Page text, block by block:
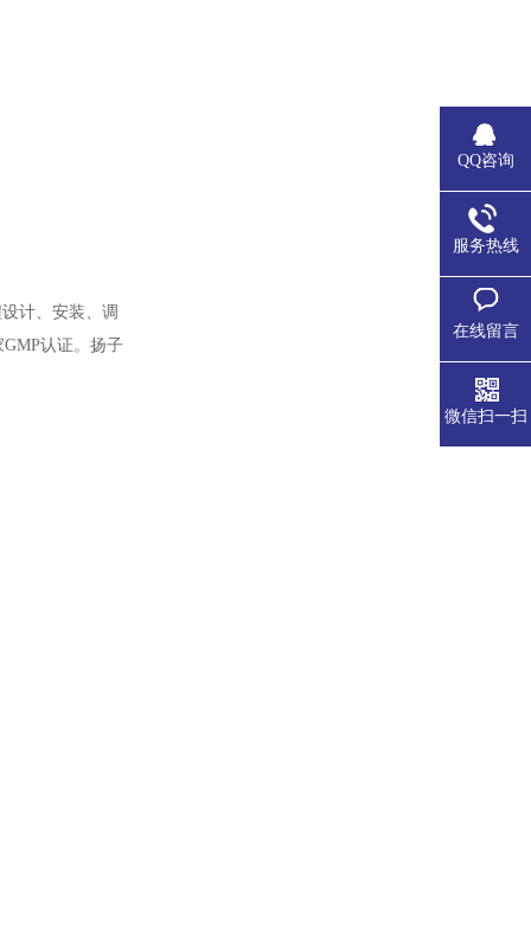
计、安装、调
认证。扬子
QQ咨询
服务热线
在线留言
微信扫一扫